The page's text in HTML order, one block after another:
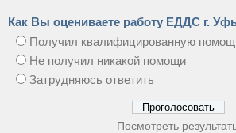
Как Вы оцениваете работу ЕДДС г.
Получил квалифицированную
Не получил никакой помощи
Затрудняюсь ответить
Посмотреть